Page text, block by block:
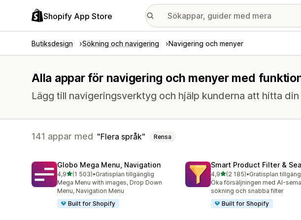
Shopify App Store
Butiksdesign Sökning och navigering Navigering och menyer
Alla appar för navigering och menyer med
Lägg till navigeringsverktyg och hjälp kunderna att hitta
141 appar med Flera språk Rensa
Globo Mega Menu, Navigation
4,9av 5 stjärnor
(1 503)
1503 recensioner totalt
•Gratisplan tillgänglig
Mega Menu with images, Drop Down
Menu, Navigation Menu
Built for Shopify
Smart Product Filter &
4,9av 5 stjärnor
(2 185)
2185 recensioner totalt
•Gratisplan
Öka försäljningen med AI-
sökning och snabba filter
Built for Shopify